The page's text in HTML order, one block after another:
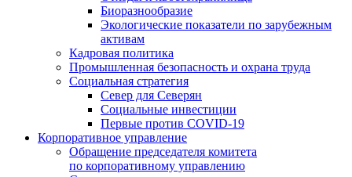
Биоразнообразие
Экологические показатели по зарубежным
активам
Кадровая политика
Промышленная безопасность и охрана труда
Социальная стратегия
Север для Северян
Социальные инвестиции
Первые против COVID‑19
Корпоративное управление
Обращение председателя комитета
по корпоративному управлению